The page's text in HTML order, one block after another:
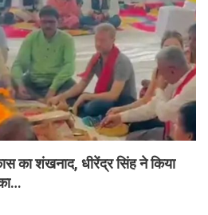
का शंखनाद, धीरेंद्र सिंह ने किया